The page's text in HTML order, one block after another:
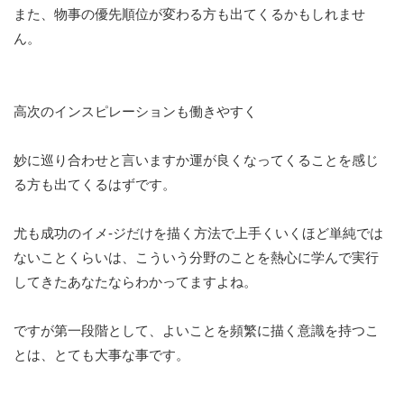
また、物事の優先順位が変わる方も出てくるかもしれませ
ん。
高次のインスピレーションも働きやすく
妙に巡り合わせと言いますか運が良くなってくることを感じ
る方も出てくるはずです。
尤も成功のイメ-ジだけを描く方法で上手くいくほど単純では
ないことくらいは、こういう分野のことを熱心に学んで実行
してきたあなたならわかってますよね。
ですが第一段階として、よいことを頻繁に描く意識を持つこ
とは、とても大事な事です。